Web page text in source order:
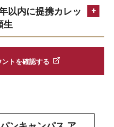
以内に提携カレッ
生
for Students from TUJ-
トを確認する